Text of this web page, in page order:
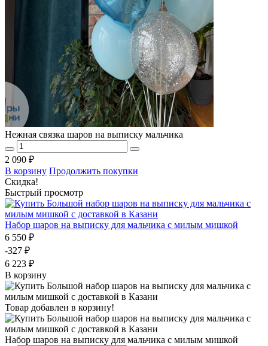
Нежная связка шаров на выписку мальчика
2 090 ₽
В корзину Продолжить покупки
Скидка!
Быстрый просмотр
Набор шаров на выписку для мальчика с милым мишкой
6 550 ₽
-327 ₽
6 223 ₽
В корзину
Товар добавлен в корзину!
Набор шаров на выписку для мальчика с милым мишкой